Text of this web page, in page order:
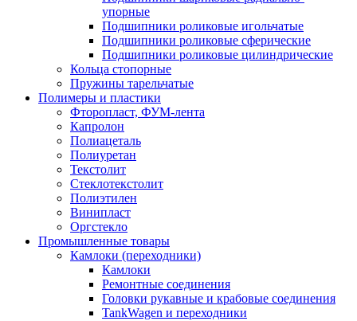
упорные
Подшипники роликовые игольчатые
Подшипники роликовые сферические
Подшипники роликовые цилиндрические
Кольца стопорные
Пружины тарельчатые
Полимеры и пластики
Фторопласт, ФУМ-лента
Капролон
Полиацеталь
Полиуретан
Текстолит
Стеклотекстолит
Полиэтилен
Винипласт
Оргстекло
Промышленные товары
Камлоки (переходники)
Камлоки
Ремонтные соединения
Головки рукавные и крабовые соединения
TankWagen и переходники